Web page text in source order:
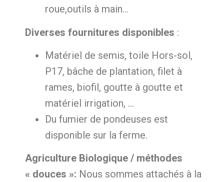
roue,outils à main…
Diverses fournitures disponibles :
Matériel de semis, toile Hors-sol,
P17, bâche de plantation, filet à
rames, biofil, goutte à goutte et
matériel irrigation, …
Du fumier de pondeuses est
disponible sur la ferme.
Agriculture Biologique / méthodes
« douces »: Nous sommes attachés à la